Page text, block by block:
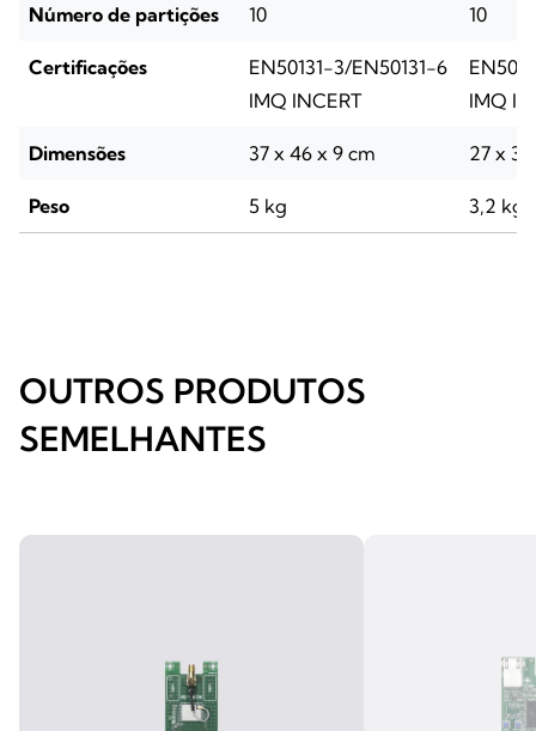
Número de partições 10 10
Certificações
EN50131-3/EN50131-6
IMQ INCERT
IMQ
Dimensões 37 x 46 x 9 cm 27 x
Peso 5 kg 3,2 kg
OUTROS PRODUTOS
SEMELHANTES